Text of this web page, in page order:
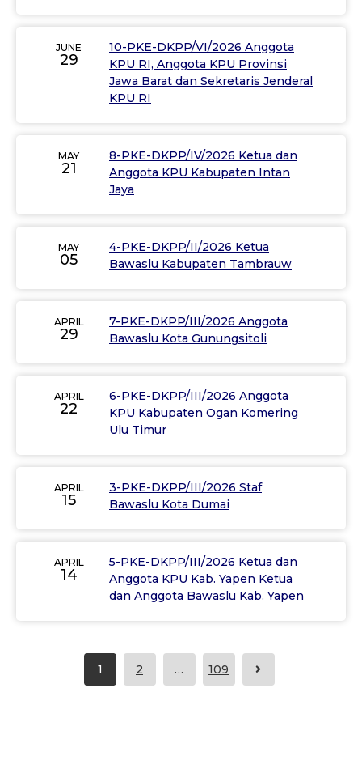
JUNE
29
10-PKE-DKPP/VI/2026 Anggota
KPU RI, Anggota KPU Provinsi
Jawa Barat dan Sekretaris Jenderal
KPU RI
MAY
21
8-PKE-DKPP/IV/2026 Ketua dan
Anggota KPU Kabupaten Intan
Jaya
MAY
05
4-PKE-DKPP/II/2026 Ketua
Bawaslu Kabupaten Tambrauw
APRIL
29
7-PKE-DKPP/III/2026 Anggota
Bawaslu Kota Gunungsitoli
APRIL
22
6-PKE-DKPP/III/2026 Anggota
KPU Kabupaten Ogan Komering
Ulu Timur
APRIL
15
3-PKE-DKPP/III/2026 Staf
Bawaslu Kota Dumai
APRIL
14
5-PKE-DKPP/III/2026 Ketua dan
Anggota KPU Kab. Yapen Ketua
dan Anggota Bawaslu Kab. Yapen
1 2 … 109